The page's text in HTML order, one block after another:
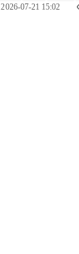
-0.08% XLE
2026-07-21 15:02